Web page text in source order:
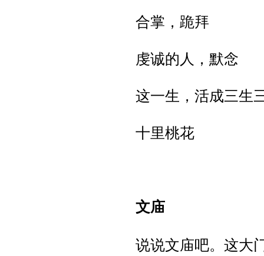
合掌，跪拜
虔诚的人，默念
这一生，活成三生
十里桃花
文庙
说说文庙吧。这大